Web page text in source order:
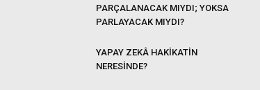
PARÇALANACAK MIYDI; YOKSA
PARLAYACAK MIYDI?
YAPAY ZEKÂ HAKİKATİN
NERESİNDE?